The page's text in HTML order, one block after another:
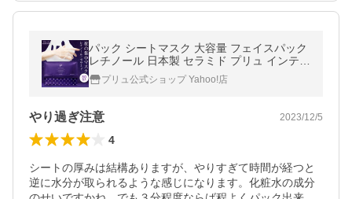
パック シートマスク 大容量 フェイスパック
レチノール 日本製 セラミド プリュ インテン
シブナイトマスク 30枚入 ポイント利用
プリュ公式ショップ Yahoo!店
やり過ぎ注意 2023/12/5
4
シートの厚みは結構ありますが、やりすぎて時間が経つと
逆に水分が取られるような感じになります。化粧水の成分